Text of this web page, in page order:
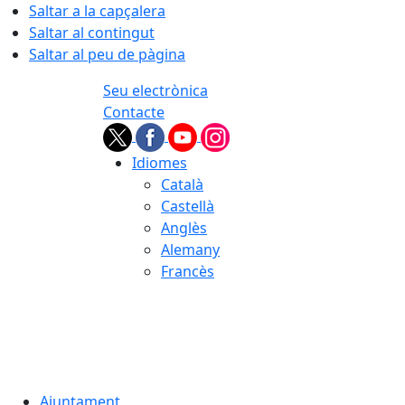
Saltar a la capçalera
Saltar al contingut
Saltar al peu de pàgina
Seu electrònica
Contacte
Idiomes
Català
Castellà
Anglès
Alemany
Francès